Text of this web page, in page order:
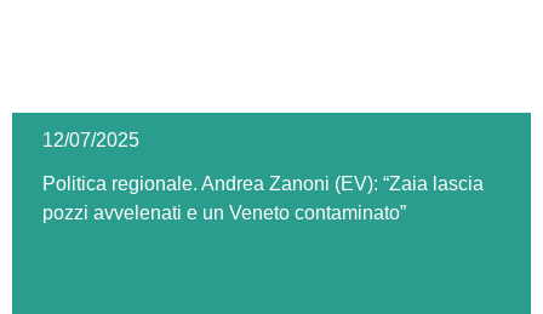
12/07/2025
Politica regionale. Andrea Zanoni (EV): “Zaia lascia
pozzi avvelenati e un Veneto contaminato”